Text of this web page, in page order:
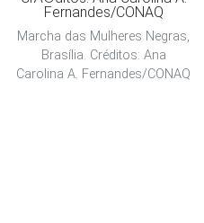
Marcha das Mulheres Negras,
Brasília. Créditos: Ana
Carolina A. Fernandes/CONAQ